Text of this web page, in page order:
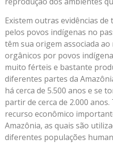
Existem outras evidências
pelos povos indígenas no
têm sua origem associada
orgânicos por povos
muito férteis e bastante
diferentes partes da
há cerca de 5.500 anos e se
partir de cerca de 2.000
recurso econômico
Amazônia, as quais são
diferentes populações